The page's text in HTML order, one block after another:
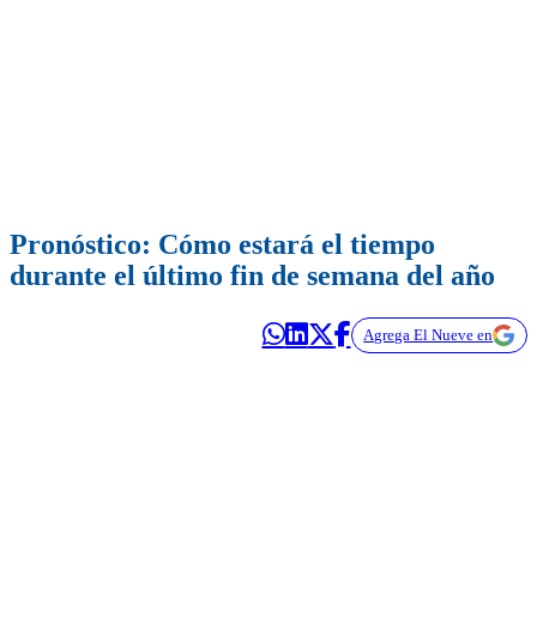
Pronóstico: Cómo estará el tiempo
durante el último fin de semana del año
Agrega El Nueve en